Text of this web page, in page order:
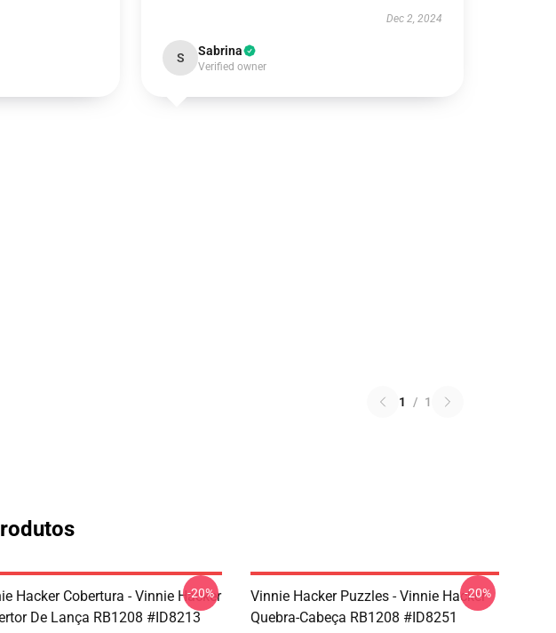
Dec 2, 2024
S Sabrina
Verified owner
1 / 1
Hacker Cobertura - Vinnie Hacker
De Lança RB1208 #ID8213
-20%
Vinnie Hacker Puzzles - Vinnie Hacker
Quebra-Cabeça RB1208 #ID8251
-20%